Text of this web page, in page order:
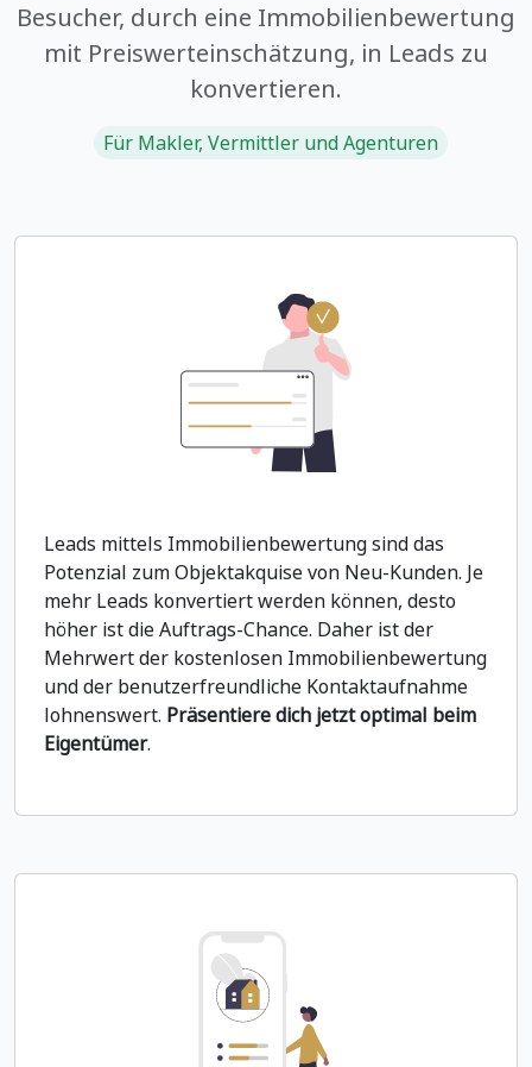
Besucher, durch eine Immobilienbewertung
mit Preiswerteinschätzung, in Leads zu
konvertieren.
Für Makler, Vermittler und Agenturen
Leads mittels Immobilienbewertung sind das
Potenzial zum Objektakquise von Neu-Kunden. Je
mehr Leads konvertiert werden können, desto
höher ist die Auftrags-Chance. Daher ist der
Mehrwert der kostenlosen Immobilienbewertung
und der benutzerfreundliche Kontaktaufnahme
lohnenswert. Präsentiere dich jetzt optimal beim
Eigentümer.